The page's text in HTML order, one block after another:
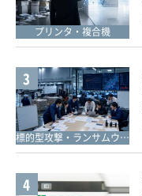
プリンタ・複合機
3
標的型攻撃・ランサムウェア対策
4